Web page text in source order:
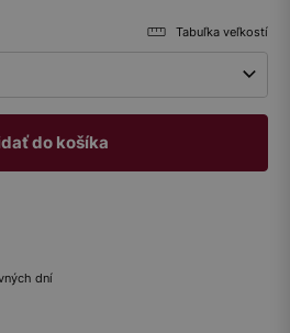
Tabuľka veľkostí
do košíka
dní